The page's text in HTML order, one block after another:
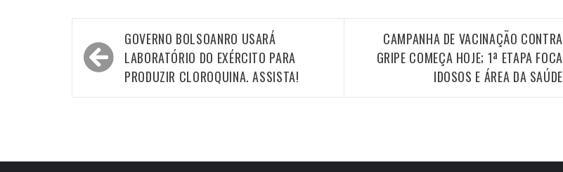
Navegação
de
GOVERNO BOLSOANRO USARÁ
LABORATÓRIO DO EXÉRCITO PARA
PRODUZIR CLOROQUINA. ASSISTA!
CAMPANHA DE VACINAÇÃO CONTRA
GRIPE COMEÇA HOJE; 1ª ETAPA FOCA
IDOSOS E ÁREA DA SAÚDE